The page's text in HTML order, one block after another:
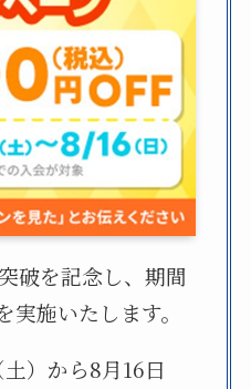
破を記念し、期間
施いたします。
）から8月16日